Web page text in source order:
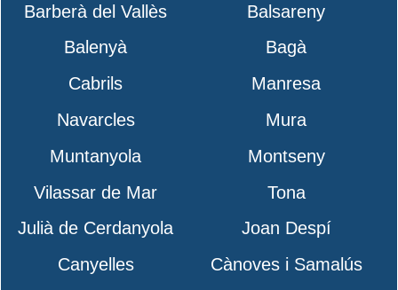
Barberà del Vallès
Balsareny
Balenyà
Bagà
Cabrils
Manresa
Navarcles
Mura
Muntanyola
Montseny
Vilassar de Mar
Tona
Julià de Cerdanyola
Joan Despí
Canyelles
Cànoves i Samalús